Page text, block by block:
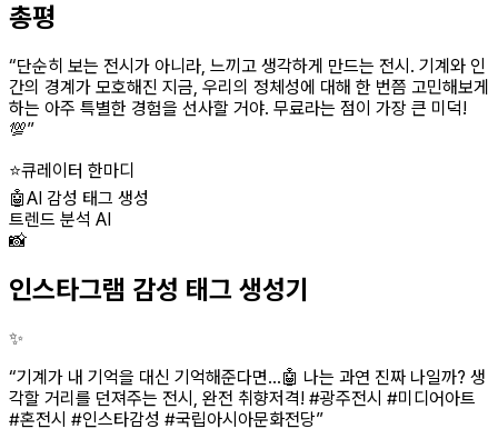
총평
“단순히 보는 전시가 아니라, 느끼고 생각하게 만드는 전시. 기계와 인
간의 경계가 모호해진 지금, 우리의 정체성에 대해 한 번쯤 고민해보게
하는 아주 특별한 경험을 선사할 거야. 무료라는 점이 가장 큰 미덕!
💯”
⭐큐레이터 한마디
🤖AI 감성 태그 생성
트렌드 분석 AI
📸
인스타그램 감성 태그 생성기
✨
“기계가 내 기억을 대신 기억해준다면...🤖 나는 과연 진짜 나일까? 생
각할 거리를 던져주는 전시, 완전 취향저격! #광주전시 #미디어아트
#혼전시 #인스타감성 #국립아시아문화전당”